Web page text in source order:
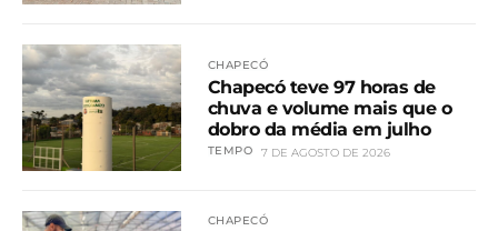
CHAPECÓ
Chapecó teve 97 horas de
chuva e volume mais que o
dobro da média em julho
TEMPO 7 DE AGOSTO DE 2026
CHAPECÓ